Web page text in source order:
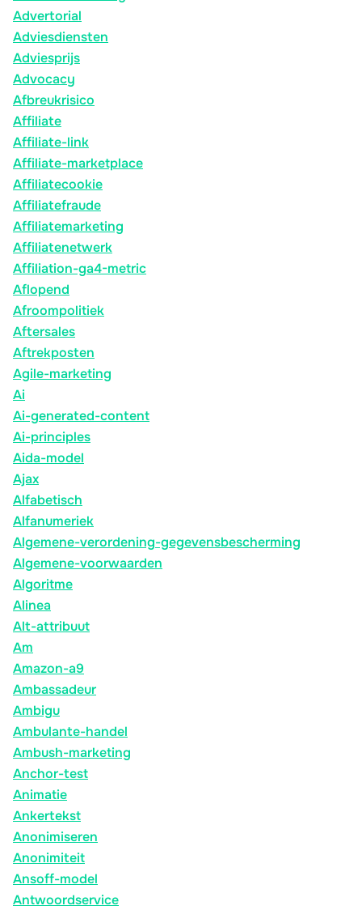
Advertorial
Adviesdiensten
Adviesprijs
Advocacy
Afbreukrisico
Affiliate
Affiliate-link
Affiliate-marketplace
Affiliatecookie
Affiliatefraude
Affiliatemarketing
Affiliatenetwerk
Affiliation-ga4-metric
Aflopend
Afroompolitiek
Aftersales
Aftrekposten
Agile-marketing
Ai
Ai-generated-content
Ai-principles
Aida-model
Ajax
Alfabetisch
Alfanumeriek
Algemene-verordening-gegevensbescherming
Algemene-voorwaarden
Algoritme
Alinea
Alt-attribuut
Am
Amazon-a9
Ambassadeur
Ambigu
Ambulante-handel
Ambush-marketing
Anchor-test
Animatie
Ankertekst
Anonimiseren
Anonimiteit
Ansoff-model
Antwoordservice